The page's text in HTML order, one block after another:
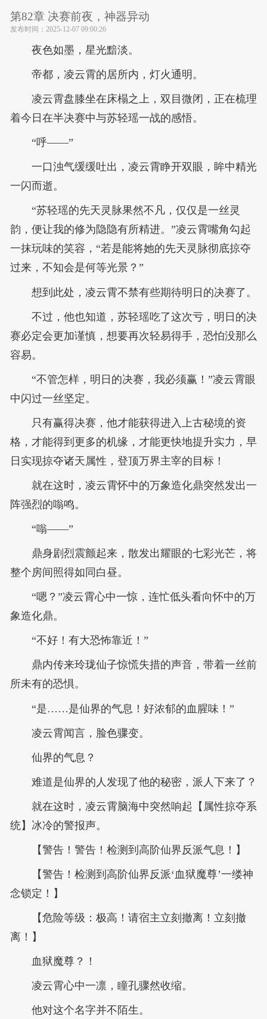
第82章 决赛前夜，神器异动
发布时间： 2025-12-07 09:00:26
夜色如墨，星光黯淡。
帝都，凌云霄的居所内，灯火通明。
凌云霄盘膝坐在床榻之上，双目微闭，正在梳理
着今日在半决赛中与苏轻瑶一战的感悟。
“呼——”
一口浊气缓缓吐出，凌云霄睁开双眼，眸中精光
一闪而逝。
“苏轻瑶的先天灵脉果然不凡，仅仅是一丝灵
韵，便让我的修为隐隐有所精进。”凌云霄嘴角勾起
一抹玩味的笑容，“若是能将她的先天灵脉彻底掠夺
过来，不知会是何等光景？”
想到此处，凌云霄不禁有些期待明日的决赛了。
不过，他也知道，苏轻瑶吃了这次亏，明日的决
赛必定会更加谨慎，想要再次轻易得手，恐怕没那么
容易。
“不管怎样，明日的决赛，我必须赢！”凌云霄眼
中闪过一丝坚定。
只有赢得决赛，他才能获得进入上古秘境的资
格，才能得到更多的机缘，才能更快地提升实力，早
日实现掠夺诸天属性，登顶万界主宰的目标！
就在这时，凌云霄怀中的万象造化鼎突然发出一
阵强烈的嗡鸣。
“嗡——”
鼎身剧烈震颤起来，散发出耀眼的七彩光芒，将
整个房间照得如同白昼。
“嗯？”凌云霄心中一惊，连忙低头看向怀中的万
象造化鼎。
“不好！有大恐怖靠近！”
鼎内传来玲珑仙子惊慌失措的声音，带着一丝前
所未有的恐惧。
“是……是仙界的气息！好浓郁的血腥味！”
凌云霄闻言，脸色骤变。
仙界的气息？
难道是仙界的人发现了他的秘密，派人下来了？
就在这时，凌云霄脑海中突然响起【属性掠夺系
统】冰冷的警报声。
【警告！警告！检测到高阶仙界反派气息！】
【警告！检测到高阶仙界反派‘血狱魔尊’一缕神
念锁定！】
【危险等级：极高！请宿主立刻撤离！立刻撤
离！】
血狱魔尊？！
凌云霄心中一凛，瞳孔骤然收缩。
他对这个名字并不陌生。